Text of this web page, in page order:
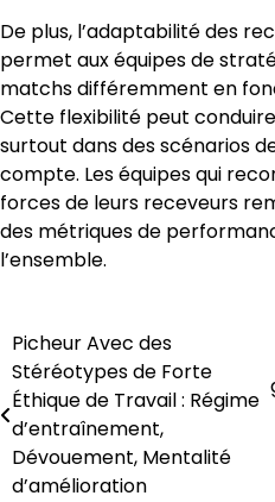
De plus, l’adaptabilité des
permet aux équipes de
matchs différemment en
Cette flexibilité peut
surtout dans des scénarios
compte. Les équipes qui
forces de leurs receveurs
des métriques de
l’ensemble.
Post
navigation
Picheur Avec des
Stéréotypes de Forte
Éthique de Travail : Régime
d’entraînement,
Dévouement, Mentalité
d’amélioration